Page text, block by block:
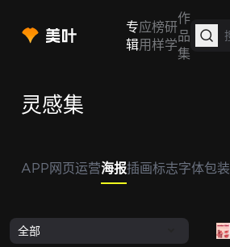
专
辑
应
用
榜
样
研
学
作
品
集
灵感集
APP网页运营海报插画标志字体包装
全部